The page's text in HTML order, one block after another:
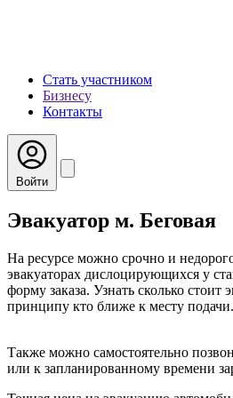
Стать участником
Бизнесу
Контакты
Войти
Эвакуатор м. Беговая
На ресурсе можно срочно и
эвакуаторах дислоцирующихся у
форму заказа. Узнать сколько
принципу кто ближе к месту подачи.
Также можно самостоятельно
или к запланированному времени